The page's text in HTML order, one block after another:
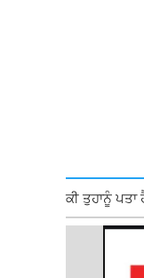
ਕੀ ਤੁਹਾਨੂੰ ਪਤਾ